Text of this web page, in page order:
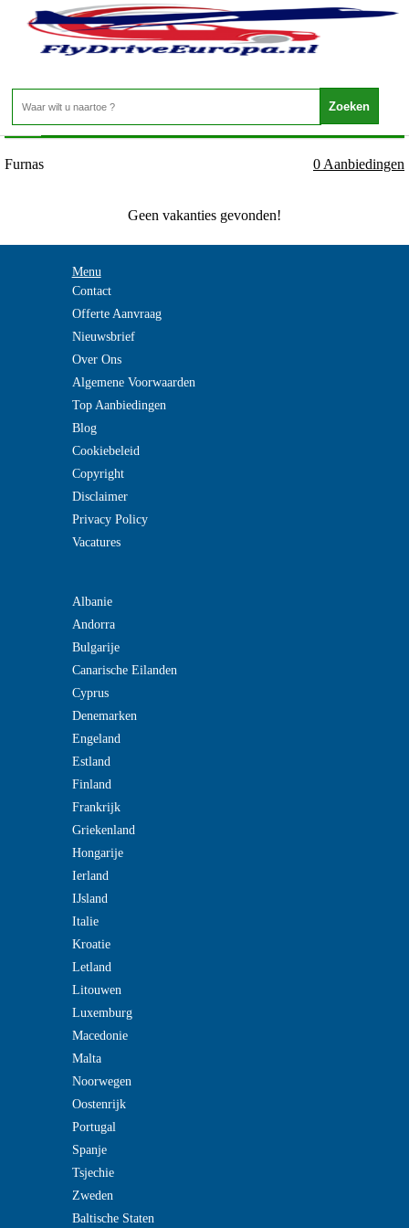
Portugal - Azoren - Furnas
Home>
Furnas 0 Aanbiedingen
Geen vakanties gevonden!
Menu
Contact
Offerte Aanvraag
Nieuwsbrief
Over Ons
Algemene Voorwaarden
Top Aanbiedingen
Blog
Cookiebeleid
Copyright
Disclaimer
Privacy Policy
Vacatures
Albanie
Andorra
Bulgarije
Canarische Eilanden
Cyprus
Denemarken
Engeland
Estland
Finland
Frankrijk
Griekenland
Hongarije
Ierland
IJsland
Italie
Kroatie
Letland
Litouwen
Luxemburg
Macedonie
Malta
Noorwegen
Oostenrijk
Portugal
Spanje
Tsjechie
Zweden
Baltische Staten